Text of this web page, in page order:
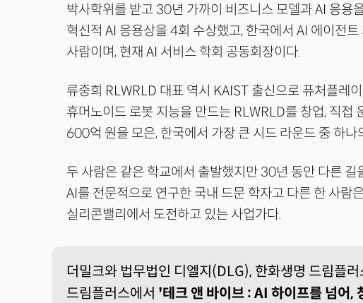
박사학위를 받고 30년 가까이 비즈니스 모델과 AI 응용
혁신적 AI 응용상을 4회 수상했고, 한국에서 AI 에이전
사람이며, 현재 AI 서비스 학회 공동회장이다.
류중희 RLWRLD 대표 역시 KAIST 출신으로 퓨처플레
휴머노이드 로봇 지능을 만드는 RLWRLD를 창업, 직접
600억 원을 모은, 한국에서 가장 큰 시드 라운드 중 하나
두 사람은 같은 학교에서 출발했지만 30년 동안 다른
AI를 전문적으로 연구한 국내 드문 학자고 다른 한 사람
실리콘밸리에서 도전하고 있는 사업가다.
더밀크와 법무법인 디엘지(DLG), 한화생명 드림플
드림플러스에서 '테크 앤 바이브 : AI 하이프를 넘어,